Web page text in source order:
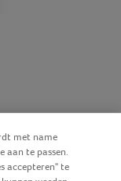
met name
aan te passen.
accepteren" te